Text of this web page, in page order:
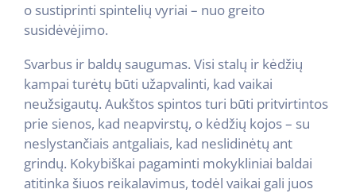
o sustiprinti spintelių vyriai – nuo greito
susidėvėjimo.
Svarbus ir baldų saugumas. Visi stalų ir kėdžių
kampai turėtų būti užapvalinti, kad vaikai
neužsigautų. Aukštos spintos turi būti pritvirtintos
prie sienos, kad neapvirstų, o kėdžių kojos – su
neslystančiais antgaliais, kad neslidinėtų ant
grindų. Kokybiškai pagaminti mokykliniai baldai
atitinka šiuos reikalavimus, todėl vaikai gali juos